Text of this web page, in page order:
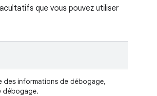
que vous pouvez utiliser
des informations de débogage,
débogage.